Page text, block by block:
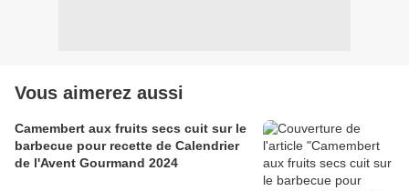
Vous aimerez aussi
Camembert aux fruits secs cuit sur le
barbecue pour recette de Calendrier
de l'Avent Gourmand 2024